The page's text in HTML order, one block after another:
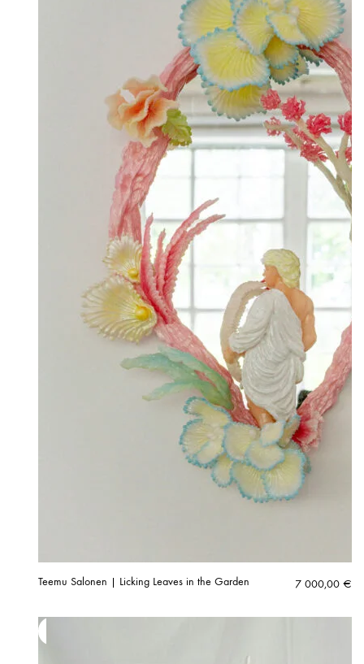
Teemu Salonen | Licking Leaves in the Garden 7 000,00 €